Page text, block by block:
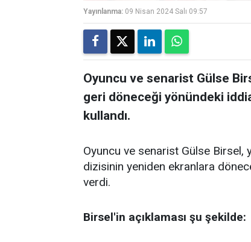
Yayınlanma: 09 Nisan 2024 Salı 09:57
Oyuncu ve senarist Gülse
geri döneceği yönündeki
kullandı.
Oyuncu ve senarist Gülse Birsel,
dizisinin yeniden ekranlara
verdi.
Birsel'in açıklaması şu şekilde: